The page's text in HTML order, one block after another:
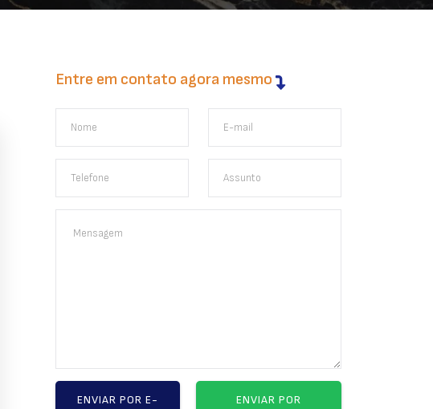
Entre em contato agora mesmo
ENVIAR POR E-
ENVIAR POR